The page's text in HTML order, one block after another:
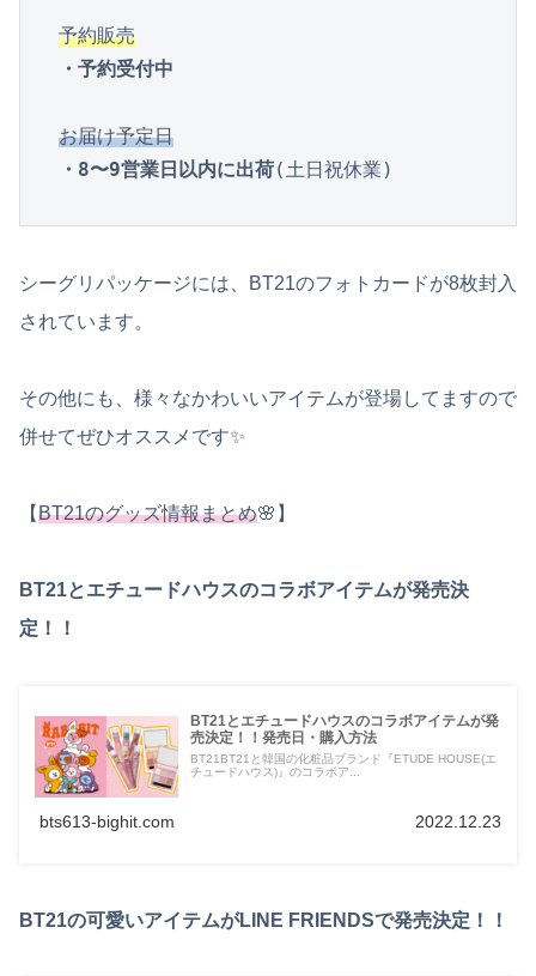
予約販売
・予約受付中
お届け予定日
・8〜9営業日以内に出荷(土日祝休業)
シーグリパッケージには、BT21のフォトカードが8枚封入
されています。
その他にも、様々なかわいいアイテムが登場してますので
併せてぜひオススメです✨
【BT21のグッズ情報まとめ🌸】
BT21とエチュードハウスのコラボアイテムが発売決
定！！
BT21とエチュードハウスのコラボアイテムが発
売決定！！発売日・購入方法
BT21BT21と韓国の化粧品ブランド『ETUDE HOUSE(エ
チュードハウス)』のコラボア...
bts613-bighit.com 2022.12.23
BT21の可愛いアイテムがLINE FRIENDSで発売決定！！